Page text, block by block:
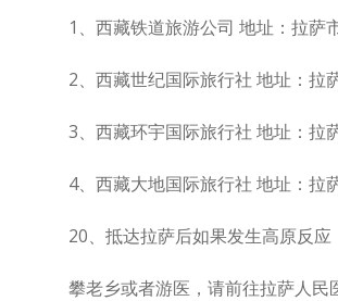
1、西藏铁道旅游公司 地址：拉萨
2、西藏世纪国际旅行社 地址：拉
3、西藏环宇国际旅行社 地址：拉
4、西藏大地国际旅行社 地址：拉
20、抵达拉萨后如果发生高原反
攀老乡或者游医，请前往拉萨人民